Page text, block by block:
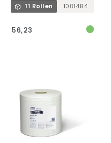
11 Rollen 1001484
56,23